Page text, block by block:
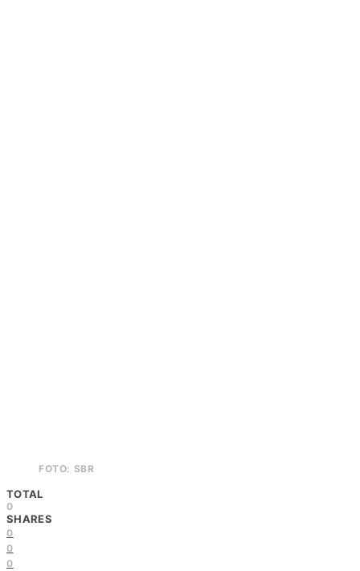
FOTO: SBR
TOTAL
0
SHARES
0
0
0